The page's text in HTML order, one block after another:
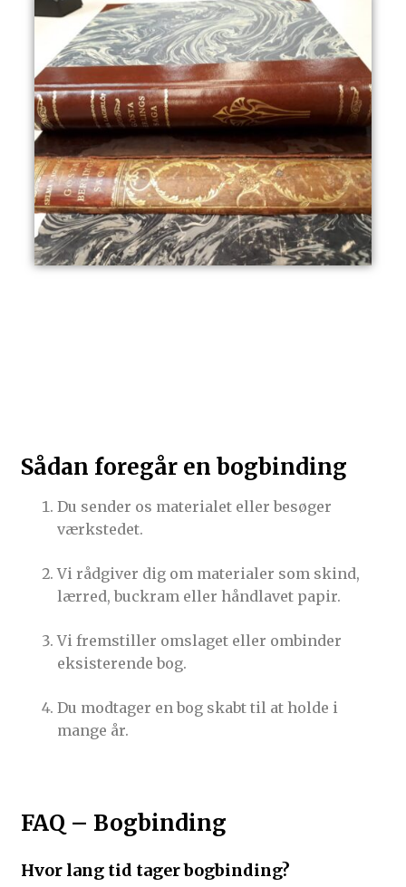
Sådan foregår en bogbinding
Du sender os materialet eller besøger
værkstedet.
Vi rådgiver dig om materialer som skind,
lærred, buckram eller håndlavet papir.
Vi fremstiller omslaget eller ombinder
eksisterende bog.
Du modtager en bog skabt til at holde i
mange år.
FAQ – Bogbinding
Hvor lang tid tager bogbinding?